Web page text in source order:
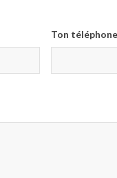
Ton téléphone